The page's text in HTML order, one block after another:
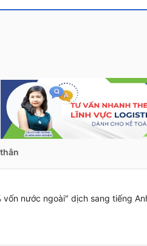
nước ngoài" dịch sang tiếng